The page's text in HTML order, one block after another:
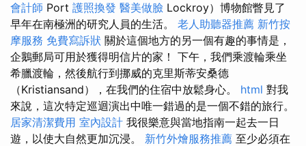
會計師 Port 護照換發 醫美做臉 Lockroy）博物館瞥見了
早年在南極洲的研究人員的生活。 老人助聽器推薦 新竹按
摩服務 免費寫訴狀 關於這個地方的另一個有趣的事情是，
企鵝郵局可用於獲得明信片的家！ 下午，我們乘渡輪乘坐
希臘渡輪，然後航行到挪威的克里斯蒂安桑德
（Kristiansand），在我們的住宿中放鬆身心。 html 對我
來說，這次特定巡迴演出中唯一錯過的是一個不錯的旅行。
居家清潔費用 室內設計 我很樂意與當地指南一起去一日
遊，以使大自然更加沉浸。 新竹外燴服務推薦 至少必須在